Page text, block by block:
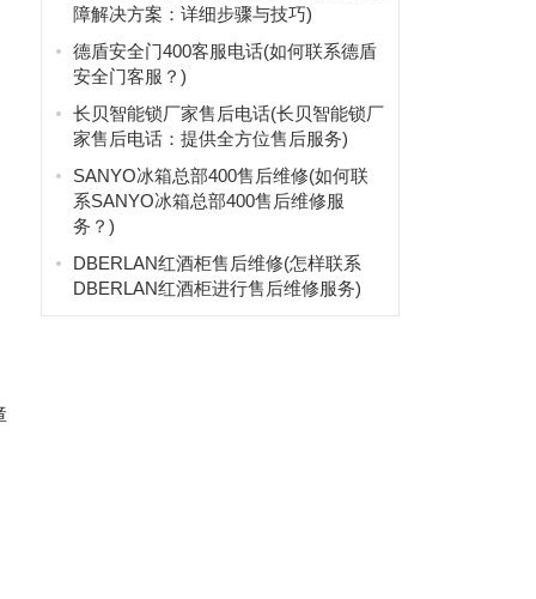
障解决方案：详细步骤与技巧)
德盾安全门400客服电话(如何联系德盾
安全门客服？)
长贝智能锁厂家售后电话(长贝智能锁厂
家售后电话：提供全方位售后服务)
SANYO冰箱总部400售后维修(如何联
系SANYO冰箱总部400售后维修服
务？)
DBERLAN红酒柜售后维修(怎样联系
DBERLAN红酒柜进行售后维修服务)